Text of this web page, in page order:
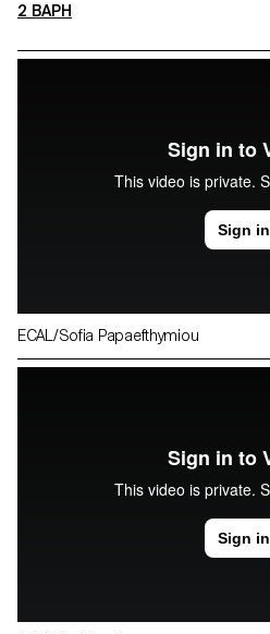
2 BAPH
ECAL/Sofia Papaefthymiou